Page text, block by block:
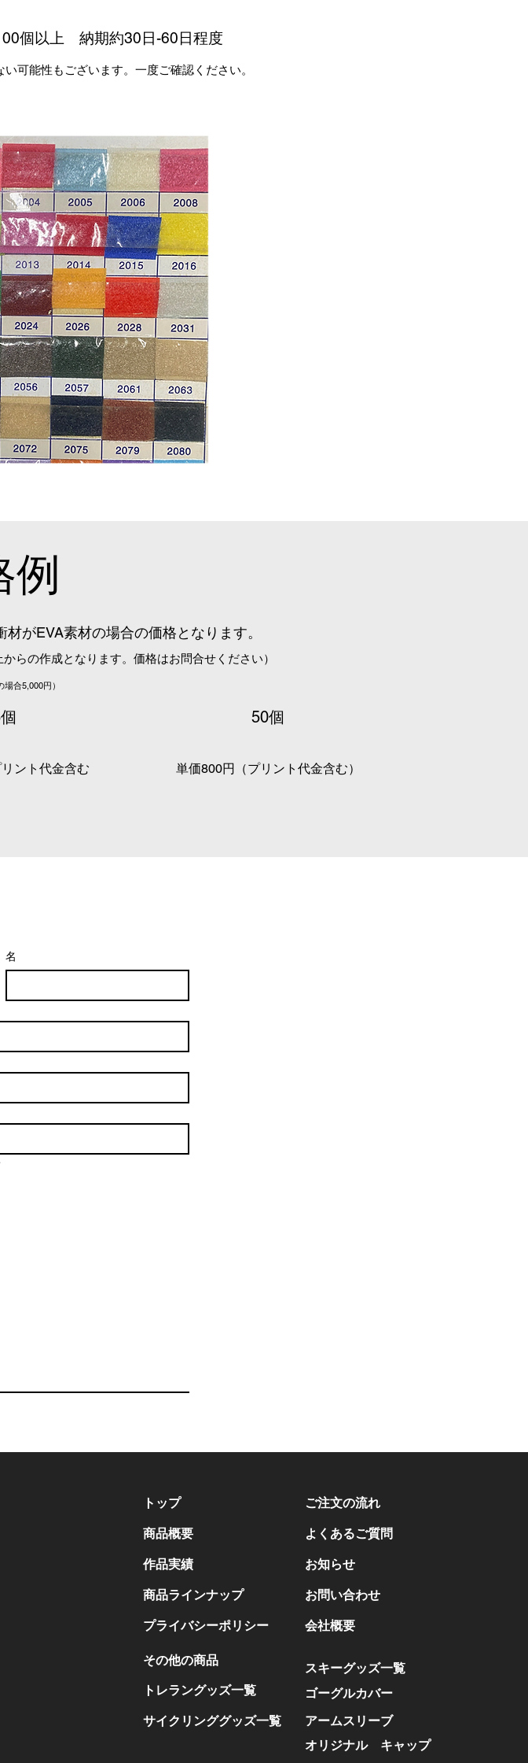
個以上 納期約30日-60日程度
可能性もございます。一度ご確認ください。
例
がEVA素材の場合の価格となります。
らの作成となります。価格はお問合せください）
場合5,000円）
ント代金含む
​50個
​単価800円（プリント代金含む）
名
トップ
商品概要
作品実績
商品ラインナップ
プライバシーポリシー
その他の商品
トレラングッズ一覧
サイクリンググッズ一覧
ご注文の流れ
よくあるご質問
お知らせ
お問い合わせ
会社概要
スキーグッズ一覧
ゴーグルカバー
アームスリーブ
オリジナル キャップ